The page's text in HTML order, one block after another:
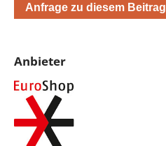
Anfrage zu diesem Beitrag
Anbieter